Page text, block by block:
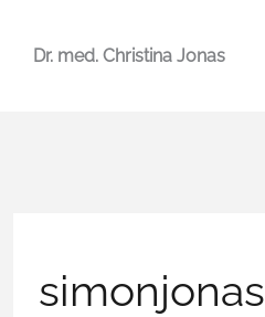
InhaltDr. med. Christina Jonas
simonjonas
nach: